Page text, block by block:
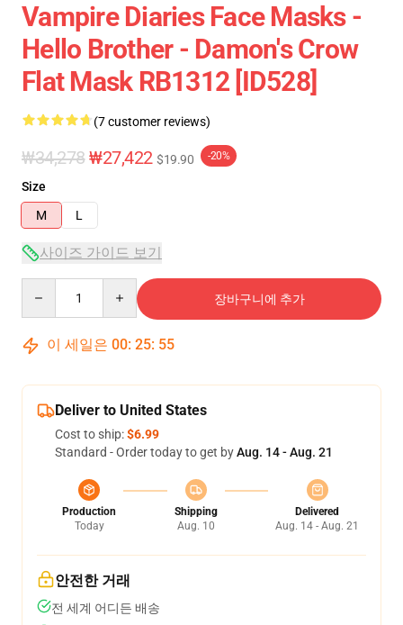
Vampire Diaries Face Masks -
Hello Brother - Damon's Crow
Flat Mask RB1312 [ID528]
(7 customer reviews)
₩34,278₩27,422 $19.90 -20%
Size
M
L
사이즈 가이드 보기
장바구니에 추가
이 세일은 00: 25: 54
Deliver to United States
Cost to ship:$6.99
Standard - Order today to get byAug. 14 - Aug. 21
Production
Today
Shipping
Aug. 10
Delivered
Aug. 14 - Aug. 21
안전한 거래
전 세계 어디든 배송